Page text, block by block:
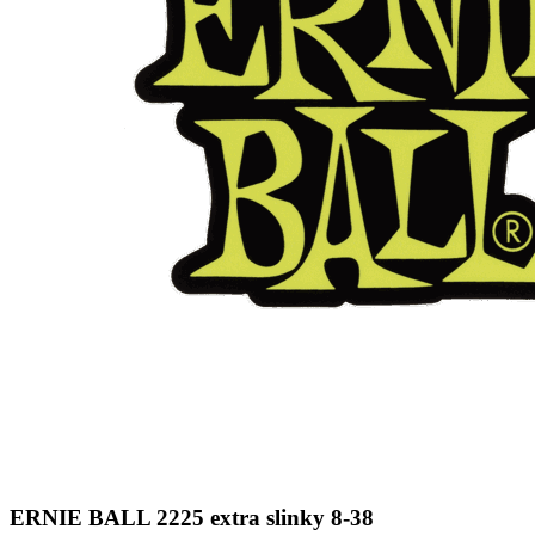
ERNIE BALL 2225 extra slinky 8-38